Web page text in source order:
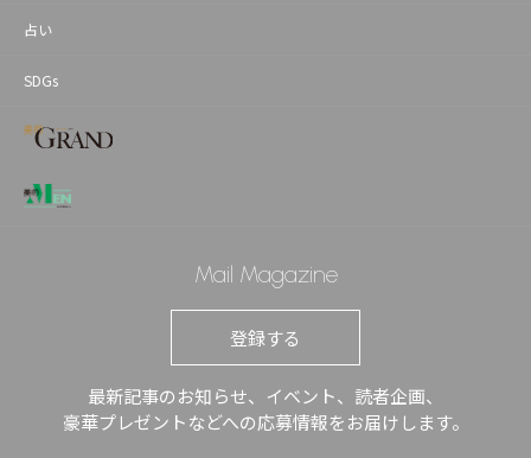
占い
SDGs
Mail Magazine
登録する
最新記事のお知らせ、イベント、読者企画、
豪華プレゼントなどへの応募情報をお届けします。